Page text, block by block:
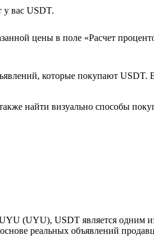
у вас USDT.
цены в поле «Расчет
которые покупают USDT.
найти визуально способы
(UYU), USDT является одним
реальных объявлений